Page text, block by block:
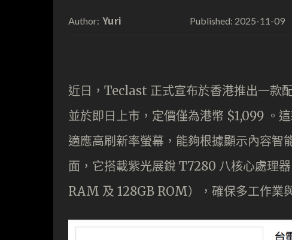
Author: Yuri Published: 2025-11-09
近日，Teclast 正式宣布於香港推出一款
並於即日上市，定價僅為港幣 $1,099 。
適應高刷新率螢幕，能夠根據顯示內容智
面，它搭載紫光展銳 T7280 八核心處理
RAM 及 128GB ROM），確保多工作業